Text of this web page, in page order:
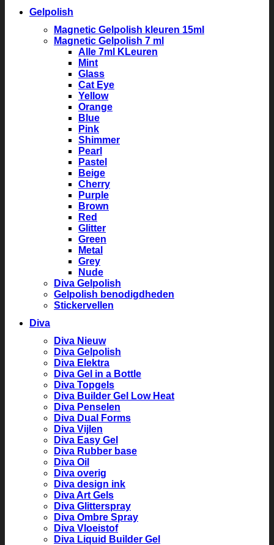
Gelpolish
Magnetic Gelpolish kleuren 15ml
Magnetic Gelpolish 7 ml
Alle 7ml KLeuren
Mint
Glass
Cat Eye
Yellow
Orange
Blue
Pink
Shimmer
Pearl
Pastel
Beige
Cherry
Purple
Brown
Red
Glitter
Green
Metal
Grey
Nude
Diva Gelpolish
Gelpolish benodigdheden
Stickervellen
Diva
Diva Nieuw
Diva Gelpolish
Diva Elektra
Diva Gel in a Bottle
Diva Topgels
Diva Builder Gel Low Heat
Diva Penselen
Diva Dual Forms
Diva Vijlen
Diva Easy Gel
Diva Rubber base
Diva Oil
Diva overig
Diva design ink
Diva Art Gels
Diva Glitterspray
Diva Ombre Spray
Diva Vloeistof
Diva Liquid Builder Gel